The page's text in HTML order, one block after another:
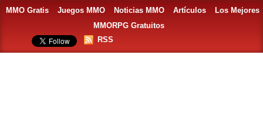
MMO Gratis Juegos MMO Noticias MMO Artículos
Los Mejores
MMORPG Gratuitos
RSS